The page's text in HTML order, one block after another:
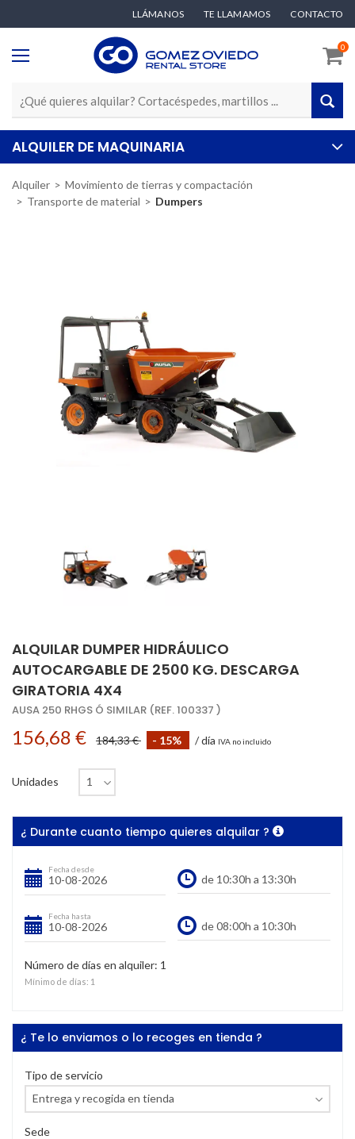
LLÁMANOS TE LLAMAMOS CONTACTO
0
ALQUILER DE MAQUINARIA
Alquiler
Movimiento de tierras y compactación
Transporte de material
Dumpers
ALQUILAR DUMPER HIDRÁULICO
AUTOCARGABLE DE 2500 KG. DESCARGA
GIRATORIA 4X4
AUSA 250 RHGS Ó SIMILAR (REF. 100337 )
156,68 € 184,33 € - 15% / día IVA no incluido
Unidades
¿ Durante cuanto tiempo quieres alquilar ?
Fecha desde
Fecha hasta
Número de días en alquiler: 1
Mínimo de días: 1
¿ Te lo enviamos o lo recoges en tienda ?
Tipo de servicio
Sede